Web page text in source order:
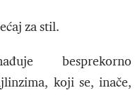
za stil.
besprekorno
koji se, inače,